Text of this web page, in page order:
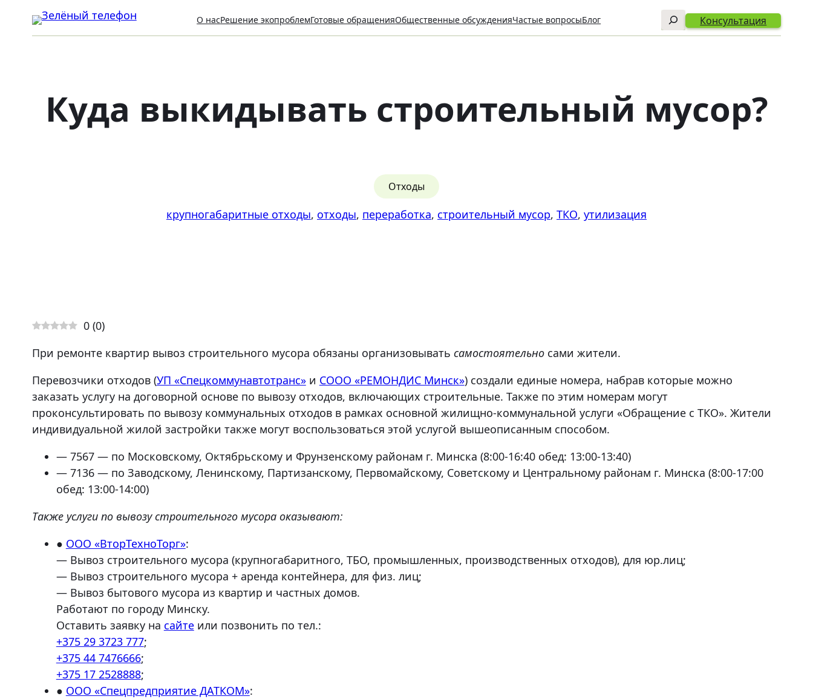
О насРешение экопроблемГотовые обращенияОбщественные обсужденияЧастые вопросыБлог Поиск Консультация
Куда выкидывать строительный мусор?
Отходы
крупногабаритные отходы, отходы, переработка, строительный мусор, ТКО, утилизация
0 (0)
При ремонте квартир вывоз строительного мусора обязаны организовывать самостоятельносами жители.
Перевозчики отходов (УП «Спецкоммунавтотранс»и СООО «РЕМОНДИС Минск») создали единые номера, набрав которые можно
заказать услугу на договорной основе по вывозу отходов, включающих строительные. Также по этим номерам могут
проконсультировать по вывозу коммунальных отходов в рамках основной жилищно-коммунальной услуги «Обращение с ТКО». Жители
индивидуальной жилой застройки также могут воспользоваться этой услугой вышеописанным способом.
— 7567 — по Московскому, Октябрьскому и Фрунзенскому районам г. Минска (8:00-16:40 обед: 13:00-13:40)
— 7136 — по Заводскому, Ленинскому, Партизанскому, Первомайскому, Советскому и Центральному районам г. Минска (8:00-17:00
обед: 13:00-14:00)
Также услуги по вывозу строительного мусора оказывают:
● ООО «ВторТехноТорг»:
— Вывоз строительного мусора (крупногабаритного, ТБО, промышленных, производственных отходов), для юр.лиц;
— Вывоз строительного мусора + аренда контейнера, для физ. лиц;
— Вывоз бытового мусора из квартир и частных домов.
Работают по городу Минску.
Оставить заявку на сайтеили позвонить по тел.:
+375 29 3723 777;
+375 44 7476666;
+375 17 2528888;
● ООО «Спецпредприятие ДАТКОМ»: